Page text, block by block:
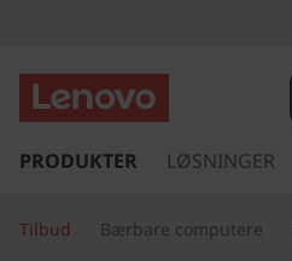
o
g
a
S
p
n
PRODUKTER LØSNINGER
Tilbud Bærbare computere